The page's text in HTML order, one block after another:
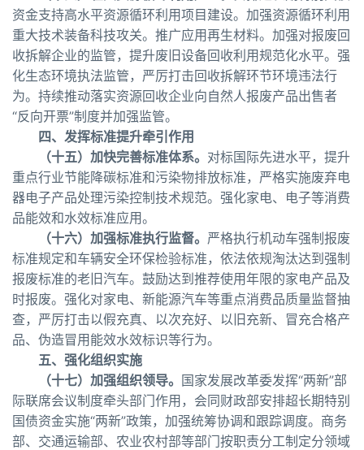
资金支持高水平资源循环利用项目建设。加强资源循环利用
重大技术装备科技攻关。推广应用再生材料。加强对报废回
收拆解企业的监管，提升废旧设备回收利用规范化水平。强
化生态环境执法监管，严厉打击回收拆解环节环境违法行
为。持续推动落实资源回收企业向自然人报废产品出售者
“反向开票”制度并加强监管。
四、发挥标准提升牵引作用
（十五）加快完善标准体系。 对标国际先进水平，提升
重点行业节能降碳标准和污染物排放标准，严格实施废弃电
器电子产品处理污染控制技术规范。强化家电、电子等消费
品能效和水效标准应用。
（十六）加强标准执行监督。 严格执行机动车强制报废
标准规定和车辆安全环保检验标准，依法依规淘汰达到强制
报废标准的老旧汽车。鼓励达到推荐使用年限的家电产品及
时报废。强化对家电、新能源汽车等重点消费品质量监督抽
查，严厉打击以假充真、以次充好、以旧充新、冒充合格产
品、伪造冒用能效水效标识等行为。
五、强化组织实施
（十七）加强组织领导。 国家发展改革委发挥“两新”部
际联席会议制度牵头部门作用，会同财政部安排超长期特别
国债资金实施“两新”政策，加强统筹协调和跟踪调度。商务
部、交通运输部、农业农村部等部门按职责分工制定分领域